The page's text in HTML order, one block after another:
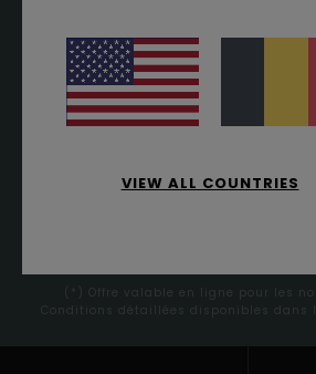
PREMIÈRE
Abonnez-vous pour recevoir nos
offres exclusives.
(*) Offre valable en ligne pour les
Conditions détaillées disponibles dans
VIEW ALL COUNTRIES